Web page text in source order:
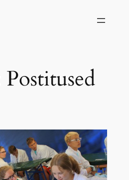
Postitused